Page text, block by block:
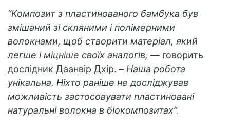
“Композит з пластинованого бамбука був
змішаний зі скляними і полімерними
волокнами, щоб створити матеріал, який
легше і міцніше своїх аналогів, — говорить
дослідник Даанвір Дхір. – Наша робота
унікальна. Ніхто раніше не досліджував
можливість застосовувати пластиновані
натуральні волокна в біокомпозитах”.